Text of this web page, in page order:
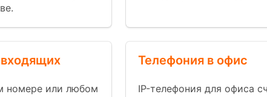
номере или любом
Телефония в офис
IP-телефония для офиса